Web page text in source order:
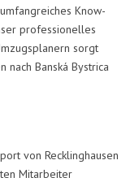
Know-
professionelles
sorgt
nach Banská Bystrica
von Recklinghausen
Mitarbeiter